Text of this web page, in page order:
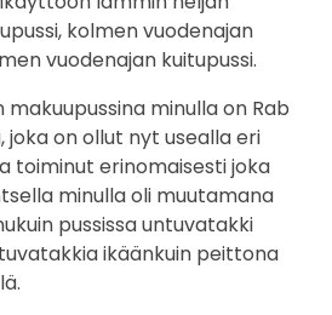
kolmen vuodenajan
vuodenajan kuitupussi.
makuupussina minulla on Rab
joka on ollut nyt usealla eri
toiminut erinomaisesti joka
minulla oli muutamana
pussissa untuvatakki
ikäänkuin peittona